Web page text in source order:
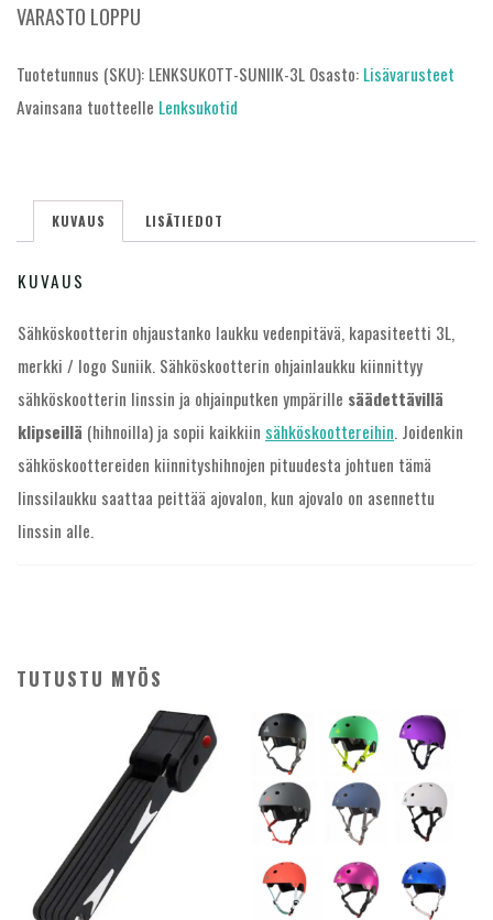
VARASTO LOPPU
Tuotetunnus (SKU): LENKSUKOTT-SUNIIK-3L Osasto: Lisävarusteet
Avainsana tuotteelle Lenksukotid
KUVAUS LISÄTIEDOT
KUVAUS
Sähköskootterin ohjaustanko laukku vedenpitävä, kapasiteetti 3L,
merkki / logo Suniik. Sähköskootterin ohjainlaukku kiinnittyy
sähköskootterin linssin ja ohjainputken ympärille säädettävillä
klipseillä (hihnoilla) ja sopii kaikkiin sähköskoottereihin. Joidenkin
sähköskoottereiden kiinnityshihnojen pituudesta johtuen tämä
linssilaukku saattaa peittää ajovalon, kun ajovalo on asennettu
linssin alle.
TUTUSTU MYÖS